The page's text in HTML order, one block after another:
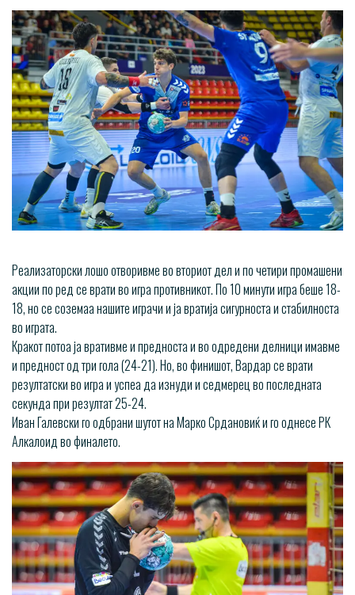
Реализаторски лошо отворивме во вториот дел и по четири промашени
акции по ред се врати во игра противникот. По 10 минути игра беше 18-
18, но се соземаа нашите играчи и ја вратија сигурноста и стабилноста
во играта.
Кракот потоа ја вративме и предноста и во одредени делници имавме
и предност од три гола (24-21). Но, во финишот, Вардар се врати
резултатски во игра и успеа да изнуди и седмерец во последната
секунда при резултат 25-24.
Иван Галевски го одбрани шутот на Марко Срдановиќ и го однесе РК
Алкалоид во финалето.